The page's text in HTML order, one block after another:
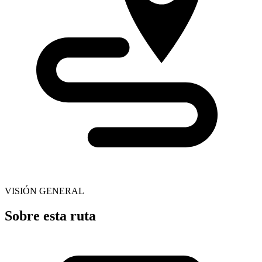
VISIÓN GENERAL
Sobre esta ruta